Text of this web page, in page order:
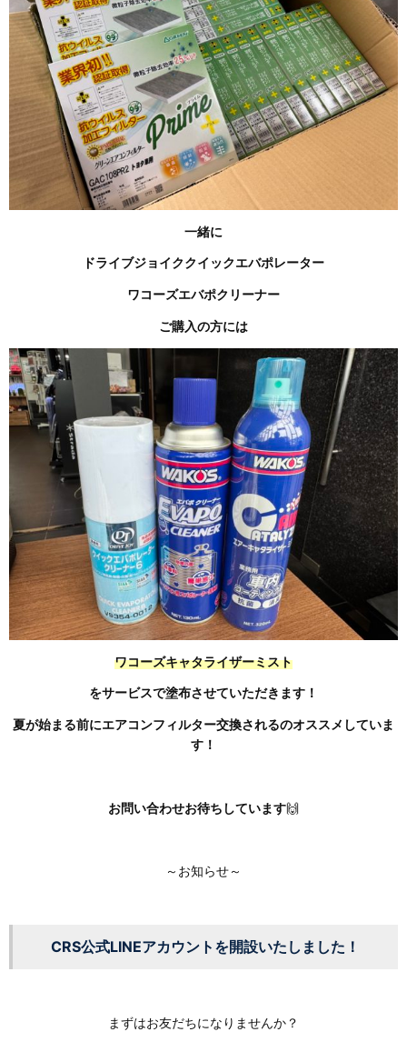
一緒に
ドライブジョイククイックエバポレーター
ワコーズエバポクリーナー
ご購入の方には
ワコーズキャタライザーミスト
をサービスで塗布させていただきます！
夏が始まる前にエアコンフィルター交換されるのオススメしていま
す！
お問い合わせお待ちしています🙌
～お知らせ～
CRS公式LINEアカウントを開設いたしました！
まずはお友だちになりませんか？